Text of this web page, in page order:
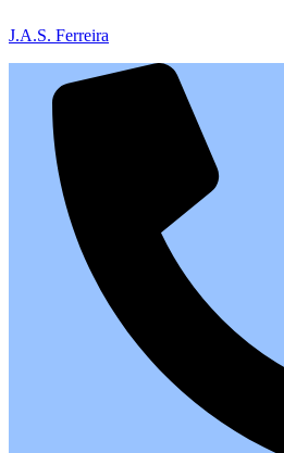
J.A.S. Ferreira